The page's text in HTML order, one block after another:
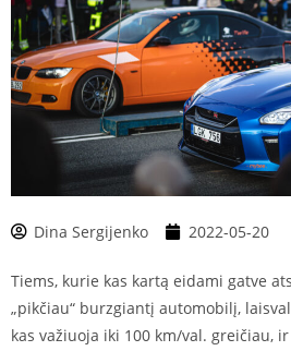
Dina Sergijenko 2022-05-20
Tiems, kurie kas kartą eidami gatve
„pikčiau“ burzgiantį automobilį,
kas važiuoja iki 100 km/val. greičiau,